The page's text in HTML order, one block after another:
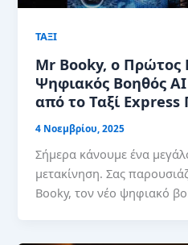
ΤΑΞΙ
Mr Booky, ο Πρώτος
Ψηφιακός Βοηθός
από το Ταξί Express
4 Νοεμβρίου, 2025
Σήμερα κάνουμε ένα
μετακίνηση. Σας
Booky, τον νέο ψηφιακό